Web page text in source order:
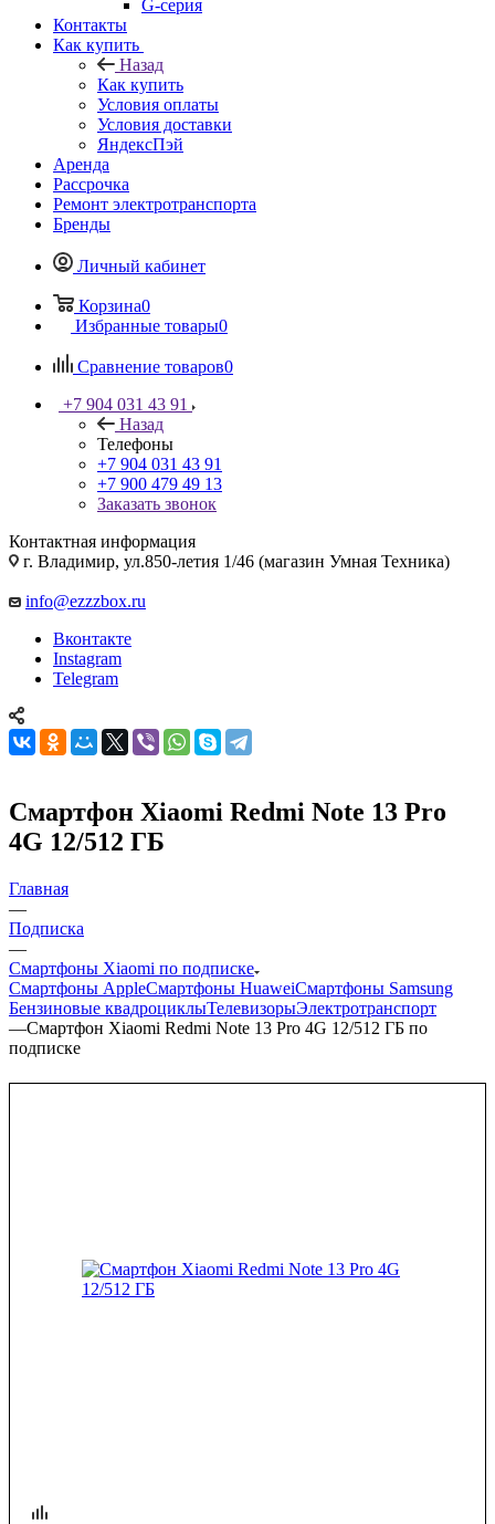
G-серия
Контакты
Как купить
Назад
Как купить
Условия оплаты
Условия доставки
ЯндексПэй
Аренда
Рассрочка
Ремонт электротранспорта
Бренды
Личный кабинет
Корзина0
Избранные товары0
Сравнение товаров0
+7 904 031 43 91
Назад
Телефоны
+7 904 031 43 91
+7 900 479 49 13
Заказать звонок
Контактная информация
г. Владимир, ул.850-летия 1/46 (магазин Умная Техника)
info@ezzzbox.ru
Вконтакте
Instagram
Telegram
Смартфон Xiaomi Redmi Note 13 Pro
4G 12/512 ГБ
Главная
—
Подписка
—
Смартфоны Xiaomi по подписке
Смартфоны AppleСмартфоны HuaweiСмартфоны Samsung
Бензиновые квадроциклыТелевизорыЭлектротранспорт
—Смартфон Xiaomi Redmi Note 13 Pro 4G 12/512 ГБ по
подписке